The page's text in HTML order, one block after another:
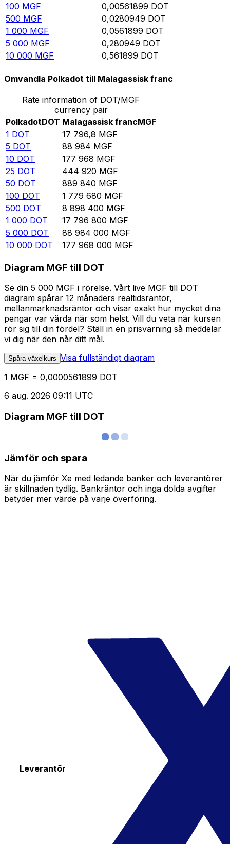
100 MGF 0,00561899 DOT
500 MGF 0,0280949 DOT
1 000 MGF 0,0561899 DOT
5 000 MGF 0,280949 DOT
10 000 MGF 0,561899 DOT
Omvandla Polkadot till Malagassisk franc
Rate information of DOT/MGF
currency pair
PolkadotDOT Malagassisk francMGF
1 DOT 17 796,8 MGF
5 DOT 88 984 MGF
10 DOT 177 968 MGF
25 DOT 444 920 MGF
50 DOT 889 840 MGF
100 DOT 1 779 680 MGF
500 DOT 8 898 400 MGF
1 000 DOT 17 796 800 MGF
5 000 DOT 88 984 000 MGF
10 000 DOT 177 968 000 MGF
Diagram MGF till DOT
Se din 5 000 MGF i rörelse. Vårt live MGF till DOT
diagram spårar 12 månaders realtidsräntor,
mellanmarknadsräntor och visar exakt hur mycket dina
pengar var värda när som helst. Vill du veta när kursen
rör sig till din fördel? Ställ in en prisvarning så meddelar
vi dig när den når ditt mål.
Spåra växelkurs Visa fullständigt diagram
1 MGF = 0,0000561899 DOT
6 aug. 2026 09:11 UTC
Diagram MGF till DOT
Jämför och spara
När du jämför Xe med ledande banker och leverantörer
är skillnaden tydlig. Bankräntor och inga dolda avgifter
betyder mer värde på varje överföring.
Leverantör